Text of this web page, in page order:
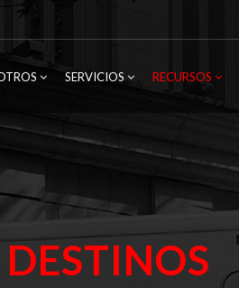
SERVICIOS RECURSOS
DESTINOS